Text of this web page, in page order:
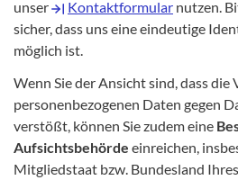
unser
Kontaktformular nutzen.
sicher, dass uns eine eindeutige
möglich ist.
Wenn Sie der Ansicht sind, dass
personenbezogenen Daten gegen
verstößt, können Sie zudem eine
Aufsichtsbehörde einreichen,
Mitgliedstaat bzw. Bundesland